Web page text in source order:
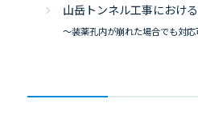
山岳トンネル工事におけ
～装薬孔内が崩れた場合でも対